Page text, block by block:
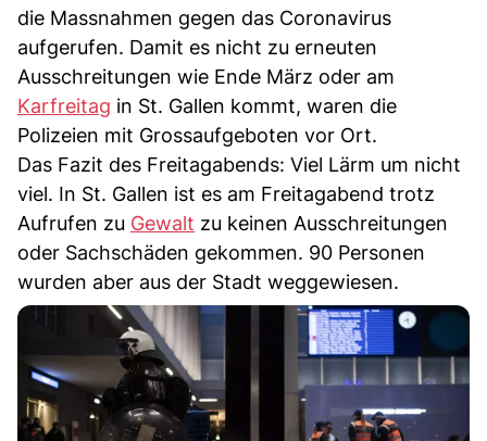
die Massnahmen gegen das Coronavirus
aufgerufen. Damit es nicht zu erneuten
Ausschreitungen wie Ende März oder am
Karfreitag in St. Gallen kommt, waren die
Polizeien mit Grossaufgeboten vor Ort.
Das Fazit des Freitagabends: Viel Lärm um nicht
viel. In St. Gallen ist es am Freitagabend trotz
Aufrufen zu Gewalt zu keinen Ausschreitungen
oder Sachschäden gekommen. 90 Personen
wurden aber aus der Stadt weggewiesen.